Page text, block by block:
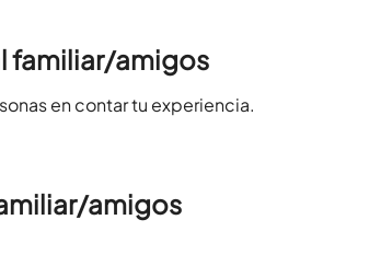
familiar/amigos
en contar tu experiencia.
amigos